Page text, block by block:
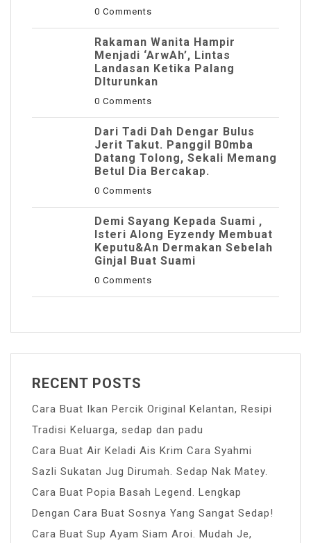
0 Comments
Rakaman Wanita Hampir
Menjadi ‘ArwAh’, Lintas
Landasan Ketika Palang
DIturunkan
0 Comments
Dari Tadi Dah Dengar Bulus
Jerit Takut. Panggil B0mba
Datang Tolong, Sekali Memang
Betul Dia Bercakap.
0 Comments
Demi Sayang Kepada Suami ,
Isteri Along Eyzendy Membuat
Keputu&an Dermakan Sebelah
Ginjal Buat Suami
0 Comments
RECENT POSTS
Cara Buat Ikan Percik Original Kelantan, Resipi
Tradisi Keluarga, sedap dan padu
Cara Buat Air Keladi Ais Krim Cara Syahmi
Sazli Sukatan Jug Dirumah. Sedap Nak Matey.
Cara Buat Popia Basah Legend. Lengkap
Dengan Cara Buat Sosnya Yang Sangat Sedap!
Cara Buat Sup Ayam Siam Aroi. Mudah Je,